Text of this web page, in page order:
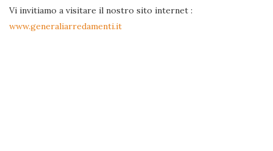
Vi invitiamo a visitare il nostro sito internet :
www.generaliarredamenti.it